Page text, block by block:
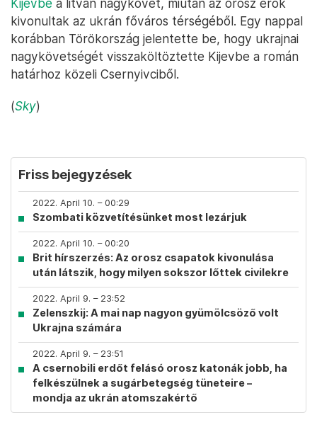
Kijevbe a litván nagykövet, miután az orosz erők
kivonultak az ukrán főváros térségéből. Egy nappal
korábban Törökország jelentette be, hogy ukrajnai
nagykövetségét visszaköltöztette Kijevbe a román
határhoz közeli Csernyivciből.
(Sky)
Friss bejegyzések
2022. April 10. – 00:29
Szombati közvetítésünket most lezárjuk
2022. April 10. – 00:20
Brit hírszerzés: Az orosz csapatok kivonulása
után látszik, hogy milyen sokszor lőttek civilekre
2022. April 9. – 23:52
Zelenszkij: A mai nap nagyon gyümölcsöző volt
Ukrajna számára
2022. April 9. – 23:51
A csernobili erdőt felásó orosz katonák jobb, ha
felkészülnek a sugárbetegség tüneteire –
mondja az ukrán atomszakértő